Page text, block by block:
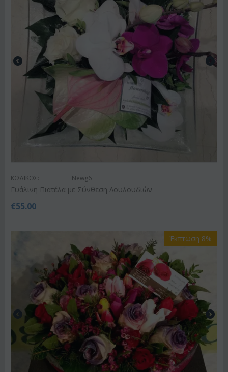
ΚΩΔΙΚΟΣ: Newg6
Γυάλινη Πιατέλα με Σύνθεση Λουλουδιών
€55.00
Έκπτωση 8%